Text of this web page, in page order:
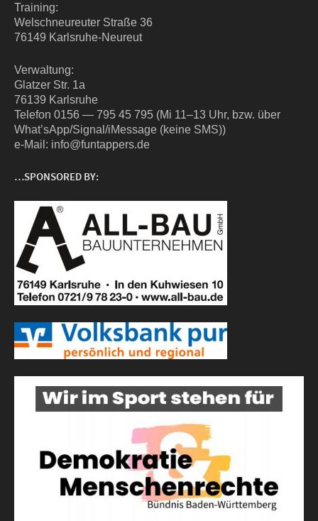
Trai­ning:
Wel­sch­neu­reu­ter Stra­ße 36
76149 Karlsruhe-Neureut
Ver­wal­tung:
Glat­zer Str. 1a
76139 Karlsruhe
Tele­fon 0156 — 795 45 795 (Mi 11–13 Uhr, bzw. über
What’sApp/Signal/iMessage (kei­ne SMS))
e‑Mail: info@funtappers.de
…SPONSORED BY: